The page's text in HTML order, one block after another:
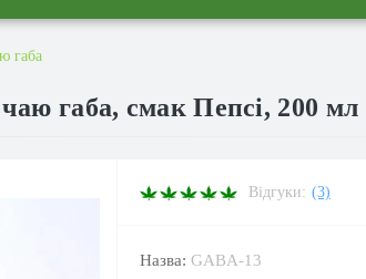
габа
габа, смак Пепсі, 200 мл
Відгуки: (3)
Назва: GABA-13